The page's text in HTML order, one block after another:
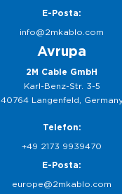
E-Posta:
info@2mkablo.com
Avrupa
2M Cable GmbH
Karl-Benz-Str. 3-5
40764 Langenfeld,
Telefon:
+49 2173 9939470
E-Posta:
europe@2mkablo.com